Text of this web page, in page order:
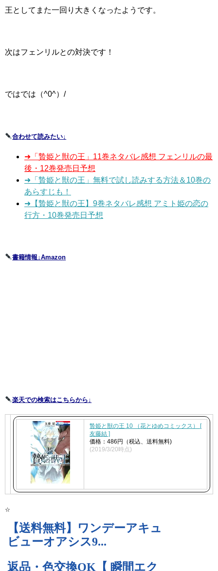
王としてまた一回り大きくなったようです。
次はフェンリルとの対決です！
ではでは（^0^）/
合わせて読みたい↓
➜「贄姫と獣の王」11巻ネタバレ感想 フェンリルの最
後・12巻発売日予想
➜「贄姫と獣の王」無料で試し読みする方法＆10巻の
あらすじも！
➜【贄姫と獣の王】9巻ネタバレ感想 アミト姫の恋の
行方・10巻発売日予想
書籍情報↓Amazon
楽天での検索はこちらから↓
贄姫と獣の王 10 （花とゆめコミックス） [
友藤結 ]
価格：486円（税込、送料無料)
(2019/3/20時点)
☆